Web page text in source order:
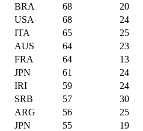
BRA 68
20
USA 68
24
ITA 65
25
AUS 64
23
FRA 64
13
JPN 61
24
IRI 59
24
SRB 57
30
ARG 56
25
JPN 55
19